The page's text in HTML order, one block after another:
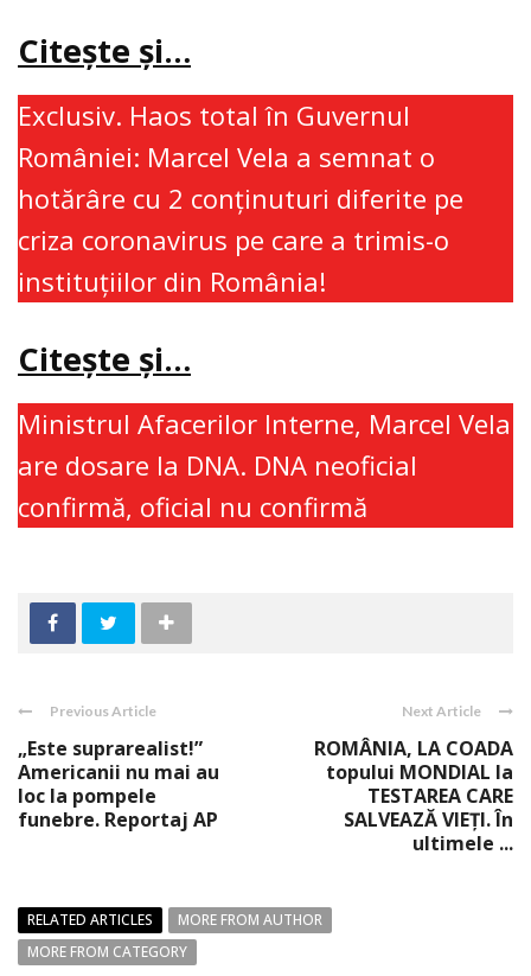
Citeşte şi…
Exclusiv. Haos total în Guvernul
României: Marcel Vela a semnat o
hotărâre cu 2 conţinuturi diferite pe
criza coronavirus pe care a trimis-o
instituţiilor din România!
Citeşte şi…
Ministrul Afacerilor Interne, Marcel Vela
are dosare la DNA. DNA neoficial
confirmă, oficial nu confirmă
Previous Article
„Este suprarealist!”
Americanii nu mai au
loc la pompele
funebre. Reportaj AP
Next Article
ROMÂNIA, LA COADA
topului MONDIAL la
TESTAREA CARE
SALVEAZĂ VIEŢI. În
ultimele ...
RELATED ARTICLES
MORE FROM AUTHOR
MORE FROM CATEGORY